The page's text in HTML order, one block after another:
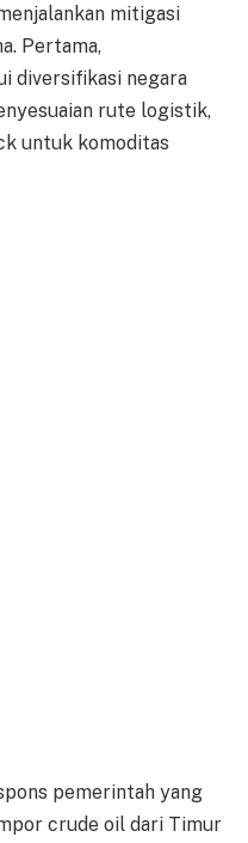
mitigasi
Pertama,
diversifikasi negara
rute logistik,
untuk komoditas
pemerintah yang
crude oil dari Timur